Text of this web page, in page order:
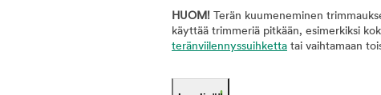
HUOM! Terän kuumeneminen
käyttää trimmeriä pitkään, esimerkiksi
teränviilennyssuihketta tai vaihtamaan